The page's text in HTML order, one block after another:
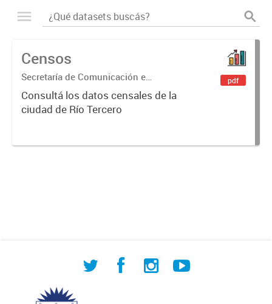
Censos
Secretaría de Comunicación e
Innovación
Consultá los datos censales de la
ciudad de Río Tercero
pdf